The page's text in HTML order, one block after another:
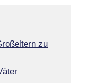
zu